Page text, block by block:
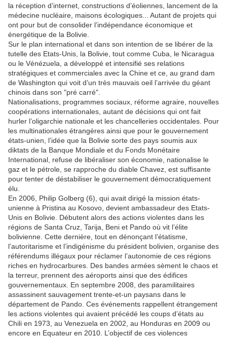
la réception d’internet, constructions d’éoliennes, lancement de la
médecine nucléaire, maisons écologiques... Autant de projets qui
ont pour but de consolider l’indépendance économique et
énergétique de la Bolivie.
Sur le plan international et dans son intention de se libérer de la
tutelle des Etats-Unis, la Bolivie, tout comme Cuba, le Nicaragua
ou le Vénézuela, a développé et intensifié ses relations
stratégiques et commerciales avec la Chine et ce, au grand dam
de Washington qui voit d’un très mauvais oeil l’arrivée du géant
chinois dans son "pré carré".
Nationalisations, programmes sociaux, réforme agraire, nouvelles
coopérations internationales, autant de décisions qui ont fait
hurler l’oligarchie nationale et les chancelleries occidentales. Pour
les multinationales étrangères ainsi que pour le gouvernement
états-unien, l’idée que la Bolivie sorte des pays soumis aux
diktats de la Banque Mondiale et du Fonds Monétaire
International, refuse de libéraliser son économie, nationalise le
gaz et le pétrole, se rapproche du diable Chavez, est suffisante
pour tenter de déstabiliser le gouvernement démocratiquement
élu.
En 2006, Philip Golberg (6), qui avait dirigé la mission états-
unienne à Pristina au Kosovo, devient ambassadeur des Etats-
Unis en Bolivie. Débutent alors des actions violentes dans les
régions de Santa Cruz, Tarija, Beni et Pando où vit l’élite
bolivienne. Cette dernière, tout en dénonçant l’étatisme,
l’autoritarisme et l’indigénisme du président bolivien, organise des
référendums illégaux pour réclamer l’autonomie de ces régions
riches en hydrocarbures. Des bandes armées sèment le chaos et
la terreur, prennent des aéroports ainsi que des édifices
gouvernementaux. En septembre 2008, des paramilitaires
assassinent sauvagement trente-et-un paysans dans le
département de Pando. Ces événements rappellent étrangement
les actions violentes qui avaient précédé les coups d’états au
Chili en 1973, au Venezuela en 2002, au Honduras en 2009 ou
encore en Equateur en 2010. L’objectif de ces violences